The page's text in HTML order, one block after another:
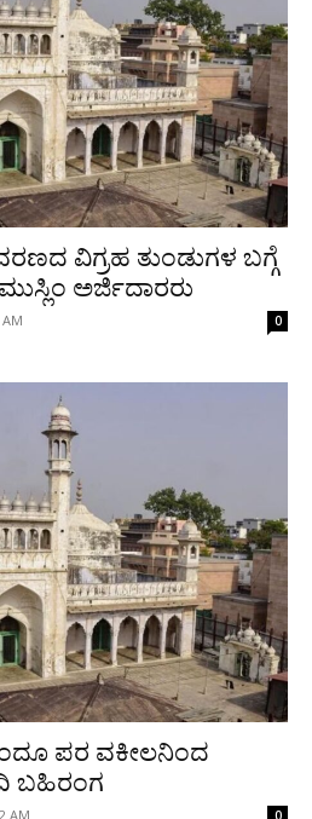
ವಿಗ್ರಹ ತುಂಡುಗಳ ಬಗ್ಗೆ
ಅರ್ಜಿದಾರರು
0
ಪರ ವಕೀಲನಿಂದ
ಬಹಿರಂಗ
AM